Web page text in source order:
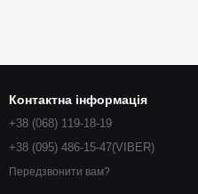
Контактна інформація
+38 (068) 119-18-19
+38 (095) 486-15-47(VIBER)
Передзвонити вам?